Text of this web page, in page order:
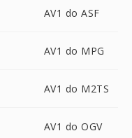
AV1 do ASF
AV1 do MPG
AV1 do M2TS
AV1 do OGV